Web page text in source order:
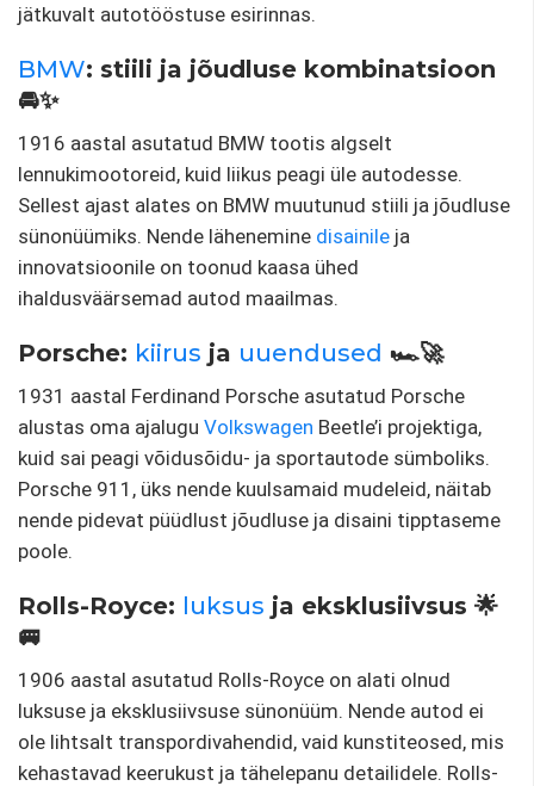
jätkuvalt autotööstuse esirinnas.
BMW: stiili ja jõudluse kombinatsioon
🚘✨
1916 aastal asutatud BMW tootis algselt
lennukimootoreid, kuid liikus peagi üle autodesse.
Sellest ajast alates on BMW muutunud stiili ja jõudluse
sünonüümiks. Nende lähenemine disainile ja
innovatsioonile on toonud kaasa ühed
ihaldusväärsemad autod maailmas.
Porsche: kiirus ja uuendused 🏎️🚀
1931 aastal Ferdinand Porsche asutatud Porsche
alustas oma ajalugu Volkswagen Beetle’i projektiga,
kuid sai peagi võidusõidu- ja sportautode sümboliks.
Porsche 911, üks nende kuulsamaid mudeleid, näitab
nende pidevat püüdlust jõudluse ja disaini tipptaseme
poole.
Rolls-Royce: luksus ja eksklusiivsus 🌟
🚐
1906 aastal asutatud Rolls-Royce on alati olnud
luksuse ja eksklusiivsuse sünonüüm. Nende autod ei
ole lihtsalt transpordivahendid, vaid kunstiteosed, mis
kehastavad keerukust ja tähelepanu detailidele. Rolls-